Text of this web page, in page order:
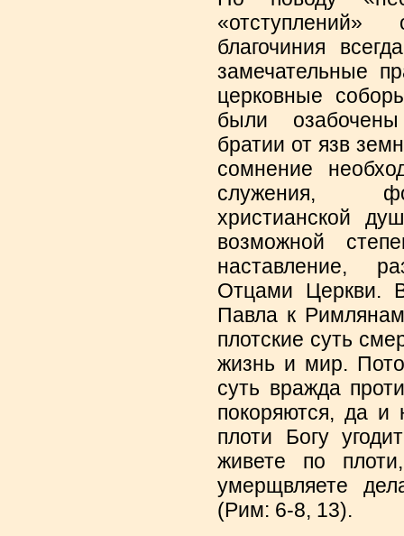
«отступлений»
благочиния
замечательные
церковные
были
братии от язв
сомнение
служения,
христианской
возможной
наставление,
Отцами Церкви.
Павла к
плотские суть
жизнь и мир.
суть вражда
покоряются, да
плоти Богу
живете по
умерщвляете
(Рим: 6-8, 13).